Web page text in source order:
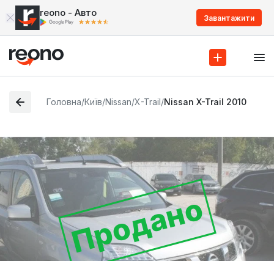
reono - Авто Завантажити
Головна/Київ/Nissan/X-Trail/Nissan X-Trail 2010
Продано